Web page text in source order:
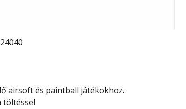
airsoft és paintball játékokhoz.
töltéssel